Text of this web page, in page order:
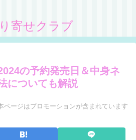
寄せクラブ
の予約発売日＆中身ネ
についても解説
ページはプロモーションが含まれています